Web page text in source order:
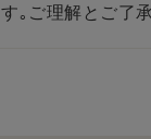
｡ご理解とご了